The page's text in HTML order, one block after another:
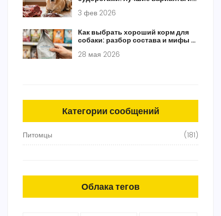
3 фев 2026
Как выбрать хороший корм для
собаки: разбор состава и мифы о
28 мая 2026
Категории сообщений
Питомцы (181)
Облака тегов